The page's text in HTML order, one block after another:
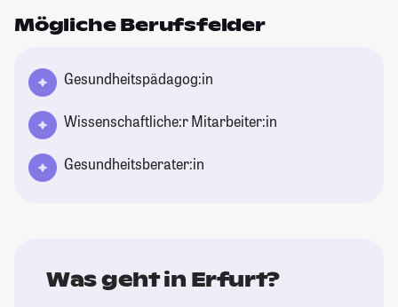
Mögliche Berufsfelder
Gesundheitspädagog:in
Wissenschaftliche:r Mitarbeiter:in
Gesundheitsberater:in
Was geht in Erfurt?